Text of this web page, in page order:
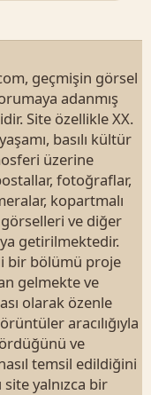
geçmişin görsel
adanmış
Site özellikle XX.
basılı kültür
üzerine
fotoğraflar,
kopartmalı
ve diğer
getirilmektedir.
bir bölümü proje
gelmekte ve
olarak özenle
aracılığıyla
ve
temsil edildiğini
yalnızca bir